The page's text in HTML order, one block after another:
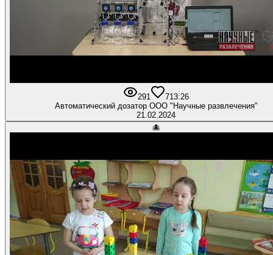
291 713:26
Автоматический дозатор ООО "Научные развлечения"
21.02.2024
🐙